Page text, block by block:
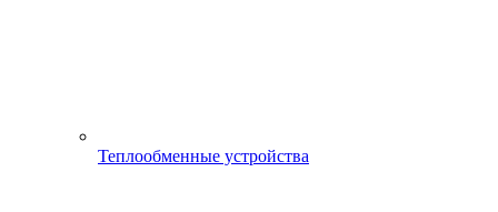
Теплообменные устройства